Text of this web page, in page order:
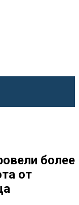
более
от